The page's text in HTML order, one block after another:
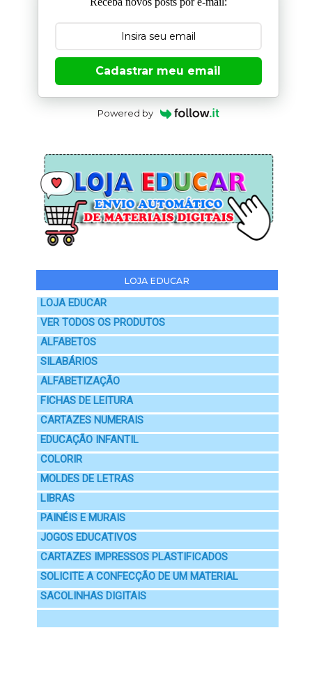
Cadastrar meu email
Powered by
LOJA EDUCAR
LOJA EDUCAR
VER TODOS OS PRODUTOS
ALFABETOS
SILABÁRIOS
ALFABETIZAÇÃO
FICHAS DE LEITURA
CARTAZES NUMERAIS
EDUCAÇÃO INFANTIL
COLORIR
MOLDES DE LETRAS
LIBRAS
PAINÉIS E MURAIS
JOGOS EDUCATIVOS
CARTAZES IMPRESSOS PLASTIFICADOS
SOLICITE A CONFECÇÃO DE UM MATERIAL
SACOLINHAS DIGITAIS